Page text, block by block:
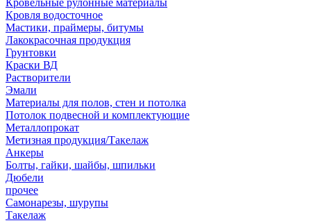
Кровельные рулонные материалы
Кровля водосточное
Мастики, праймеры, битумы
Лакокрасочная продукция
Грунтовки
Краски ВД
Растворители
Эмали
Материалы для полов, стен и потолка
Потолок подвесной и комплектующие
Металлопрокат
Метизная продукция/Такелаж
Анкеры
Болты, гайки, шайбы, шпильки
Дюбели
прочее
Самонарезы, шурупы
Такелаж